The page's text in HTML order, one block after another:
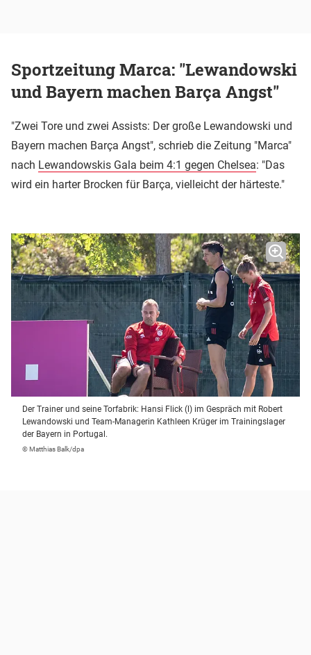
Sportzeitung Marca: "Lewandowski
und Bayern machen Barça Angst"
"Zwei Tore und zwei Assists: Der große Lewandowski und
Bayern machen Barça Angst", schrieb die Zeitung "Marca"
nach Lewandowskis Gala beim 4:1 gegen Chelsea: "Das
wird ein harter Brocken für Barça, vielleicht der härteste."
Der Trainer und seine Torfabrik: Hansi Flick (l) im Gespräch mit Robert
Lewandowski und Team-Managerin Kathleen Krüger im Trainingslager
der Bayern in Portugal.
© Matthias Balk/dpa